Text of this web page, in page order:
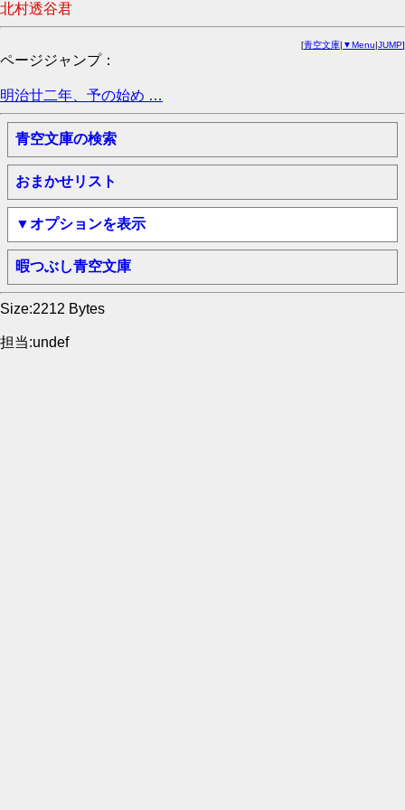
北村透谷君
[青空文庫| ▼Menu|JUMP]
ページジャンプ：
明治廿二年、予の始め …
青空文庫の検索
おまかせリスト
▼オプションを表示
暇つぶし青空文庫
Size:2212 Bytes
担当:undef